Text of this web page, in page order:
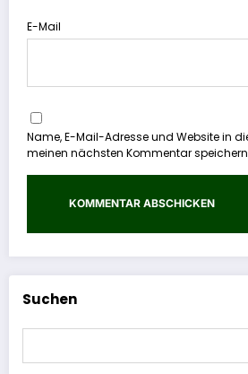
E-Mail
Name, E-Mail-Adresse und Website in
meinen nächsten Kommentar
Suchen